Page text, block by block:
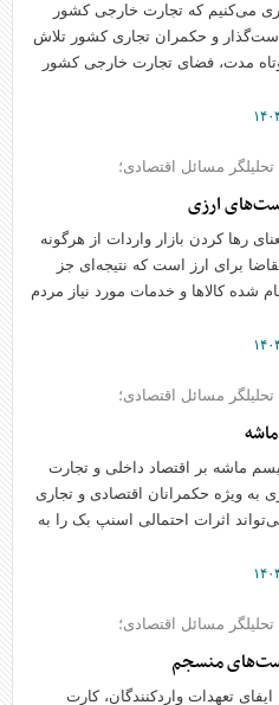
می‌کنیم که تجارت خارجی کشور
و حکمران تجاری کشور تلاش
مدت، فضای تجارت خارجی کشور
مسائل اقتصادی؛
ارزی
رها کردن بازار واردات از هرگونه
برای ارز است که نتیجه‌ای جز
شده کالاها و خدمات مورد نیاز مردم
مسائل اقتصادی؛
ماشه بر اقتصاد داخلی و تجارت
به ویژه حکمرانان اقتصادی و تجاری
اثرات احتمالی اسنپ بک را به
مسائل اقتصادی؛
منسجم
تعهدات واردکنندگان، کارت